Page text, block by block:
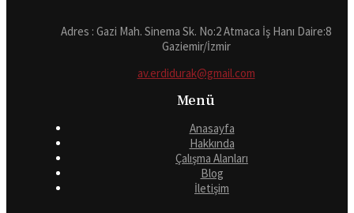
Adres : Gazi Mah. Sinema Sk. No:2 Atmaca İş Hanı Daire:8
Gaziemir/İzmir
av.erdidurak@gmail.com
Menü
Anasayfa
Hakkında
Çalışma Alanları
Blog
İletişim